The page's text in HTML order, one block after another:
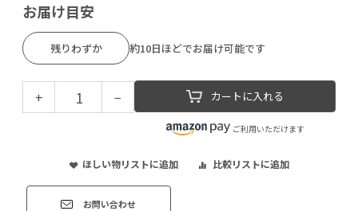
お届け目安
残りわずか 約10日ほどでお届け可能です
+ − カートに入れる
ご利用いただけます
ほしい物リストに追加 比較リストに追加
お問い合わせ